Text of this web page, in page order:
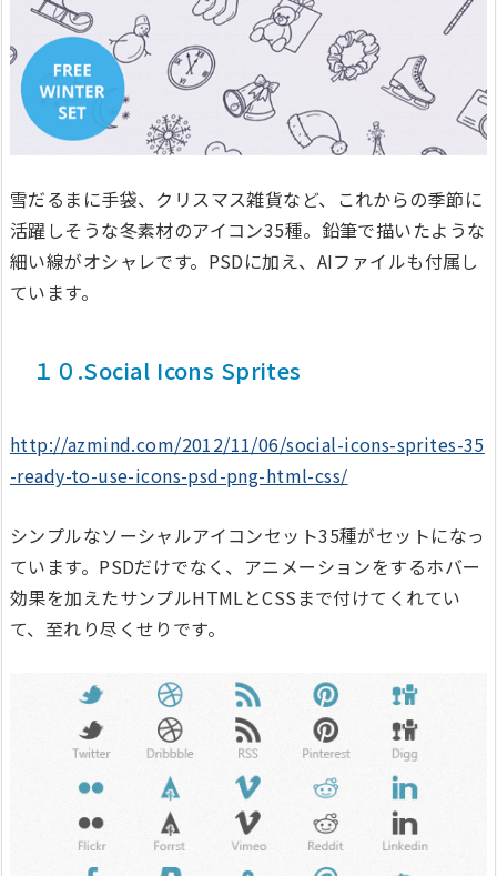
雪だるまに手袋、クリスマス雑貨など、これからの季節に
活躍しそうな冬素材のアイコン35種。鉛筆で描いたような
細い線がオシャレです。PSDに加え、AIファイルも付属し
ています。
１０.Social Icons Sprites
http://azmind.com/2012/11/06/social-icons-sprites-35
-ready-to-use-icons-psd-png-html-css/
シンプルなソーシャルアイコンセット35種がセットになっ
ています。PSDだけでなく、アニメーションをするホバー
効果を加えたサンプルHTMLとCSSまで付けてくれてい
て、至れり尽くせりです。